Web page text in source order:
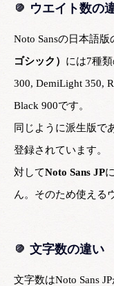
ウエイト数の
Noto Sansの日本語版
ゴシック） には7種
300, DemiLight 350,
Black 900です。
同じように派生版で
登録されています。
対してNoto Sans JP
ん。そのため使える
文字数の違い
文字数はNoto Sans